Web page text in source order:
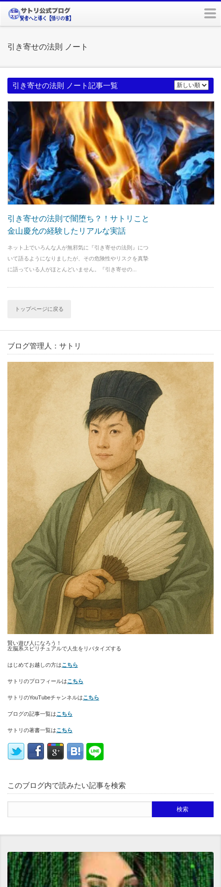
引き寄せの法則 ノート
引き寄せの法則 ノート記事一覧
引き寄せの法則で闇堕ち？！サトリこと
金山慶允の経験したリアルな実話
ネット上でいろんな人が無邪気に『引き寄せの法則』につ
いて語るようになりましたが、その危険性やリスクを真摯
に語っている人がほとんどいません。『引き寄せの...
トップページに戻る
ブログ管理人：サトリ
賢い遊び人になろう！
左脳系スピリチュアルで人生をリバタイズする
はじめてお越しの方はこちら
サトリのプロフィールはこちら
サトリのYouTubeチャンネルはこちら
ブログの記事一覧はこちら
サトリの著書一覧はこちら
このブログ内で読みたい記事を検索